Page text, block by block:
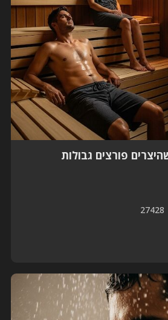
פורצים גבולות
27428